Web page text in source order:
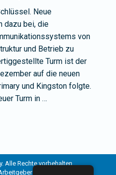
Neue
dazu bei, die
von
und Betrieb zu
Turm ist der
auf die neuen
und Kingston folgte.
Turm in …
Alle Rechte vorbehalten.
und Anbieter der